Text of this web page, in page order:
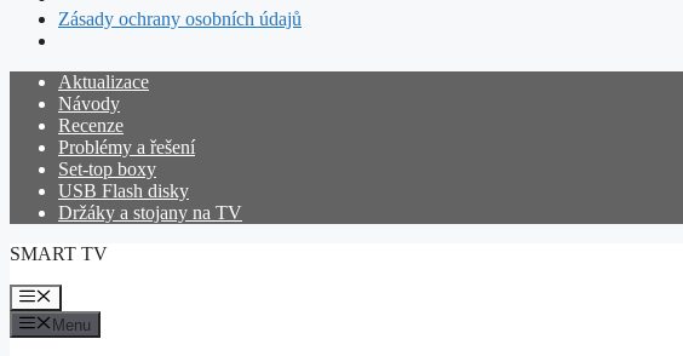
Zásady ochrany osobních údajů
Přeskočit
obsah
Aktualizace
Návody
Recenze
Problémy a řešení
Set-top boxy
USB Flash disky
Držáky a stojany na TV
SMART TV
Menu
Menu